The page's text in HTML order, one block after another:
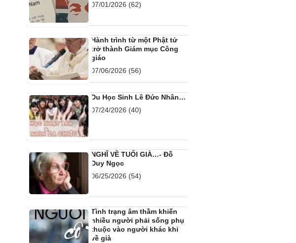
07/01/2026 (62)
Hành trình từ một Phật tử
trở thành Giám mục Công
giáo
07/06/2026 (56)
Du Học Sinh Lê Đức Nhân…
07/24/2026 (40)
NGHĨ VỀ TUỔI GIÀ…- Đỗ
Duy Ngọc
06/25/2026 (54)
Tình trạng âm thầm khiến
nhiều người phải sống phụ
thuộc vào người khác khi
về già